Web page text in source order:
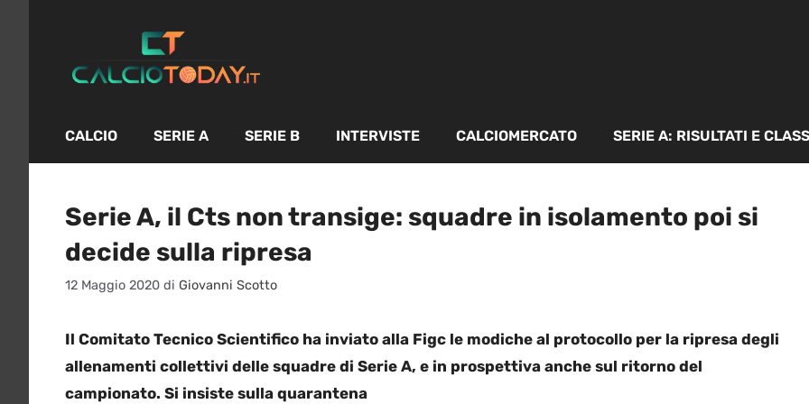
contenuto
CALCIO SERIE A SERIE B INTERVISTE CALCIOMERCATO SERIE A: RISULTATI E
Serie A, il Cts non transige: squadre in isolamento poi si
decide sulla ripresa
12 Maggio 2020 di Giovanni Scotto
Il Comitato Tecnico Scientifico ha inviato alla Figc le modiche al protocollo per la ripresa degli
allenamenti collettivi delle squadre di Serie A, e in prospettiva anche sul ritorno del
campionato. Si insiste sulla quarantena